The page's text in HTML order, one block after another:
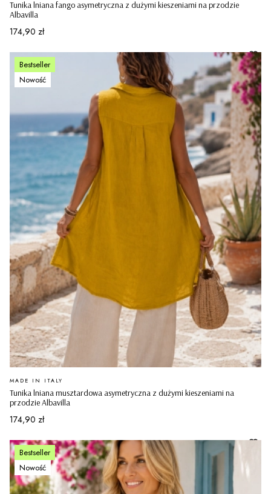
Tunika lniana fango asymetryczna z dużymi kieszeniami na przodzie
Albavilla
Cena
174,90 zł
Bestseller
Nowość
Tunika lniana musztardowa asymetryczna z dużymi kieszeniami na
przodzie Albavilla
PRODUCENT
MADE IN ITALY
Cena
174,90 zł
Bestseller
Nowość